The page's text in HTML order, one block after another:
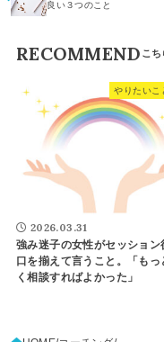
良い３つのこと
RECOMMEND
やりたいこ
2026.03.31
強み迷子の女性がセッション
口を揃えて言うこと。「もっ
く相談すればよかった」